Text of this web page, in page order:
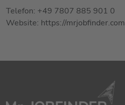
Telefon: +49 7807 885 901 0
Website: https://mrjobfinder.com